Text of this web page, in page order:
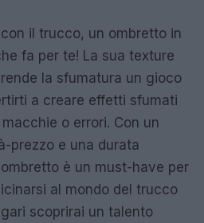
il trucco, un ombretto in
fa per te! La sua texture
la sfumatura un gioco
a creare effetti sfumati
o errori. Con un
prezzo e una durata
è un must-have per
al mondo del trucco
scoprirai un talento